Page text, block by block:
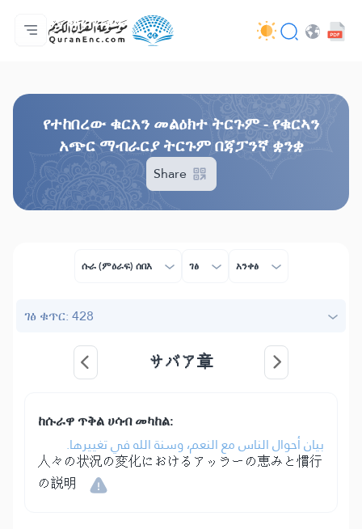
ዋና ማውጫ
የትርጉሞች ማውጫ
Audio
የአዘማኞች አገልግሎቶች - API
በስራው እቅዱ (በፕሮጀክቱ) ዙሪያ
እኛን ያግኙ!
ቋንቋ
የተከበረው ቁርአን መልዕክተ ትርጉም - የቁርኣን
አጭር ማብራርያ ትርጉም በጃፓንኛ ቋንቋ
Share
ሱራ (ምዕራፍ) ሰበእ ገፅ አንቀፅ
ገፅ ቁጥር: 428
サバア章
ከሱራዋ ጥቅል ሀሳብ መካከል:
بيان أحوال الناس مع النعم، وسنة الله في تغييرها.
人々の状況の変化におけるアッラーの恵みと慣行
の説明